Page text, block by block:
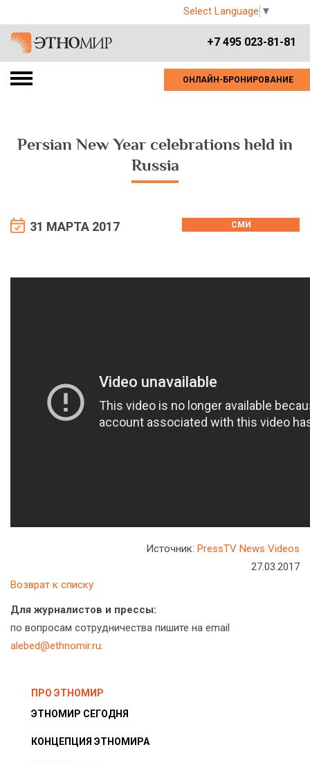
Select Language ▼
+7 495 023-81-81
ОНЛАЙН-БРОНИРОВАНИЕ
Persian New Year celebrations held in
Russia
31 МАРТА 2017 СМИ
Источник: PressTV News Videos
27.03.2017
Возврат к списку
Для журналистов и прессы:
по вопросам сотрудничества пишите на email
alebed@ethnomir.ru.
ПРО ЭТНОМИР
ЭТНОМИР СЕГОДНЯ
КОНЦЕПЦИЯ ЭТНОМИРА